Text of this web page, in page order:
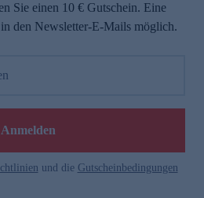
Sie einen 10 € Gutschein. Eine
den Newsletter-E-Mails möglich.
Anmelden
und die Gutscheinbedingungen